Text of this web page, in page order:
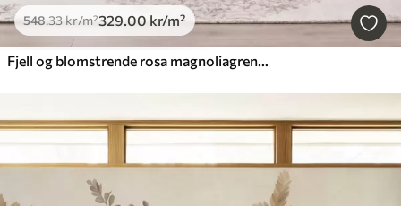
548.33kr/m²329.00 kr/m²
Fjell og blomstrende rosa magnoliagrener, et landskap med rik tekstur